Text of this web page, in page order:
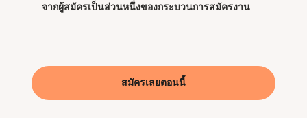
จากผู้สมัครเป็นส่วนหนึ่งของกระบวนการสมัครงาน
สมัครเลยตอนนี้